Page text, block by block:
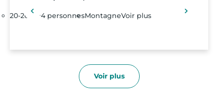
20-26 m²4 personnesMontagneVoir plus
Voir plus